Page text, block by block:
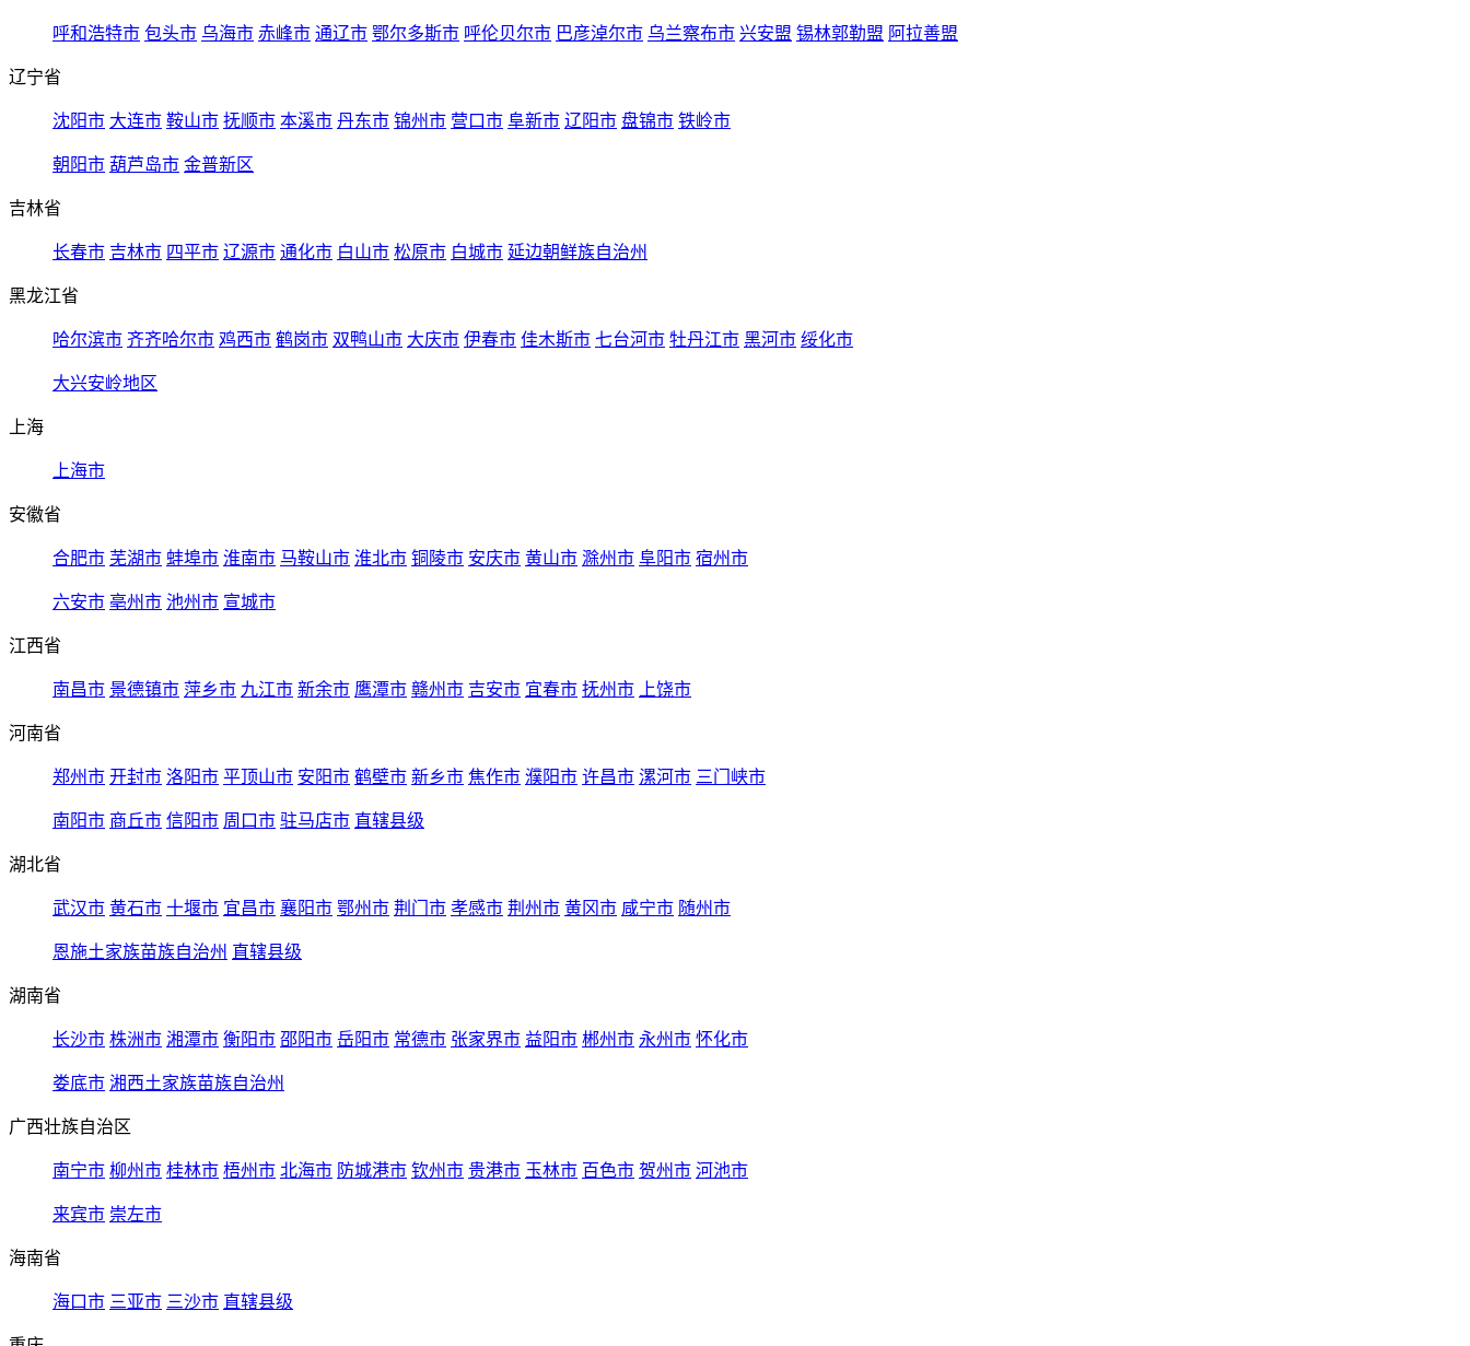
呼和浩特市 包头市 乌海市 赤峰市 通辽市 鄂尔多斯市 呼伦贝尔市 巴彦淖尔市 乌兰察布市 兴安盟 锡林郭勒盟 阿拉善盟
辽宁省
沈阳市 大连市 鞍山市 抚顺市 本溪市 丹东市 锦州市 营口市 阜新市 辽阳市 盘锦市 铁岭市
朝阳市 葫芦岛市 金普新区
吉林省
长春市 吉林市 四平市 辽源市 通化市 白山市 松原市 白城市 延边朝鲜族自治州
黑龙江省
哈尔滨市 齐齐哈尔市 鸡西市 鹤岗市 双鸭山市 大庆市 伊春市 佳木斯市 七台河市 牡丹江市 黑河市 绥化市
大兴安岭地区
上海
上海市
安徽省
合肥市 芜湖市 蚌埠市 淮南市 马鞍山市 淮北市 铜陵市 安庆市 黄山市 滁州市 阜阳市 宿州市
六安市 亳州市 池州市 宣城市
江西省
南昌市 景德镇市 萍乡市 九江市 新余市 鹰潭市 赣州市 吉安市 宜春市 抚州市 上饶市
河南省
郑州市 开封市 洛阳市 平顶山市 安阳市 鹤壁市 新乡市 焦作市 濮阳市 许昌市 漯河市 三门峡市
南阳市 商丘市 信阳市 周口市 驻马店市 直辖县级
湖北省
武汉市 黄石市 十堰市 宜昌市 襄阳市 鄂州市 荆门市 孝感市 荆州市 黄冈市 咸宁市 随州市
恩施土家族苗族自治州 直辖县级
湖南省
长沙市 株洲市 湘潭市 衡阳市 邵阳市 岳阳市 常德市 张家界市 益阳市 郴州市 永州市 怀化市
娄底市 湘西土家族苗族自治州
广西壮族自治区
南宁市 柳州市 桂林市 梧州市 北海市 防城港市 钦州市 贵港市 玉林市 百色市 贺州市 河池市
来宾市 崇左市
海南省
海口市 三亚市 三沙市 直辖县级